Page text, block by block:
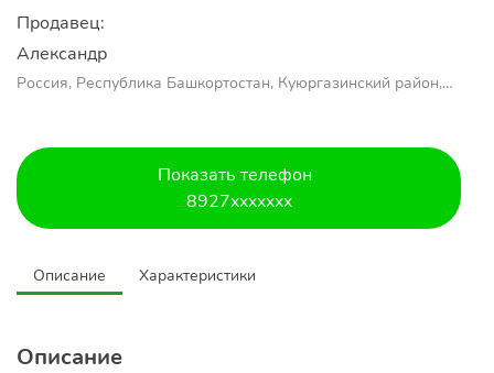
Продавец:
Александр
Россия, Республика Башкортостан, Куюргазинский район,
Показать телефон
8927xxxxxxx
Описание Характеристики
Описание